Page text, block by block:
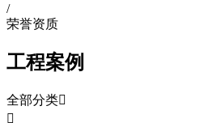
/
荣誉资质
工程案例
全部分类
